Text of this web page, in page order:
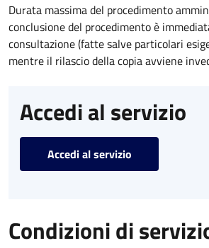
Durata massima del procedimento
conclusione del procedimento è
consultazione (fatte salve particolari
mentre il rilascio della copia avviene
Accedi al servizio
Accedi al servizio
Condizioni di